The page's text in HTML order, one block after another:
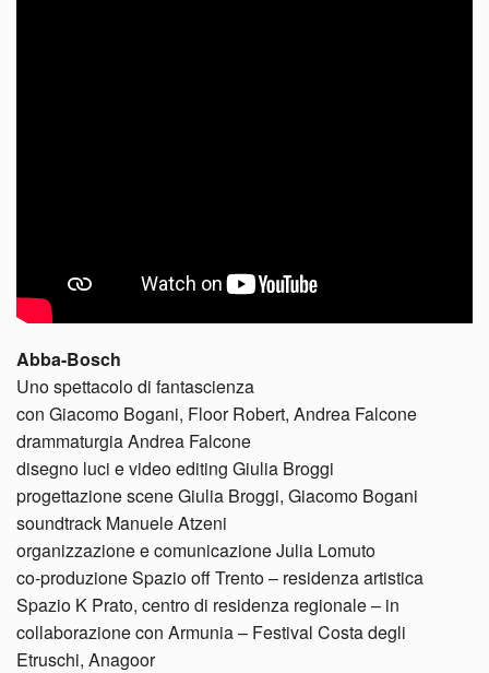
Abba-Bosch
Uno spettacolo di fantascienza
con Giacomo Bogani, Floor Robert, Andrea Falcone
drammaturgia Andrea Falcone
disegno luci e video editing Giulia Broggi
progettazione scene Giulia Broggi, Giacomo Bogani
soundtrack Manuele Atzeni
organizzazione e comunicazione Julia Lomuto
co-produzione Spazio off Trento – residenza artistica
Spazio K Prato, centro di residenza regionale – in
collaborazione con Armunia – Festival Costa degli
Etruschi, Anagoor